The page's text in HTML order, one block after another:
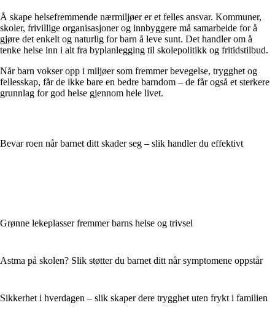
Å skape helsefremmende nærmiljøer er et felles ansvar. Kommuner,
skoler, frivillige organisasjoner og innbyggere må samarbeide for å
gjøre det enkelt og naturlig for barn å leve sunt. Det handler om å
tenke helse inn i alt fra byplanlegging til skolepolitikk og fritidstilbud.
Når barn vokser opp i miljøer som fremmer bevegelse, trygghet og
fellesskap, får de ikke bare en bedre barndom – de får også et sterkere
grunnlag for god helse gjennom hele livet.
Bevar roen når barnet ditt skader seg – slik handler du effektivt
Grønne lekeplasser fremmer barns helse og trivsel
Astma på skolen? Slik støtter du barnet ditt når symptomene oppstår
Sikkerhet i hverdagen – slik skaper dere trygghet uten frykt i familien